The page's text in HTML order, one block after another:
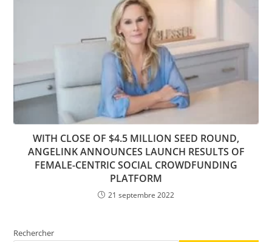
WITH CLOSE OF $4.5 MILLION SEED ROUND,
ANGELINK ANNOUNCES LAUNCH RESULTS OF
FEMALE-CENTRIC SOCIAL CROWDFUNDING
PLATFORM
21 septembre 2022
Rechercher